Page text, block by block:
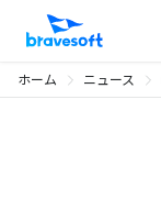
ホーム ニュース